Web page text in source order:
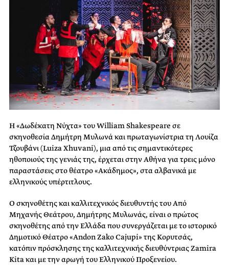
Η «Δωδέκατη Νύχτα» του William Shakespeare σε
σκηνοθεσία Δημήτρη Μυλωνά και πρωταγωνίστρια τη Λουίζα
Τζουβάνι (Luiza Xhuvani), μια από τις σημαντικότερες
ηθοποιούς της γενιάς της, έρχεται στην Αθήνα για τρεις μόνο
παραστάσεις στο θέατρο «Ακάδημος», στα αλβανικά με
ελληνικούς υπέρτιτλους.
Ο σκηνοθέτης και καλλιτεχνικός διευθυντής του Από
Μηχανής Θεάτρου, Δημήτρης Μυλωνάς, είναι ο πρώτος
σκηνοθέτης από την Ελλάδα που συνεργάζεται με το ιστορικό
Δημοτικό Θέατρο «Andon Zako Cajupi» της Κορυτσάς,
κατόπιν πρόσκλησης της καλλιτεχνικής διευθύντριας Zamira
Kita και με την αρωγή του Ελληνικού Προξενείου.